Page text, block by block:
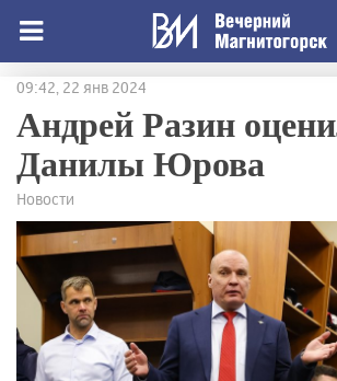
09:42, 22 янв 2024
Андрей Разин
Данилы Юрова
Новости